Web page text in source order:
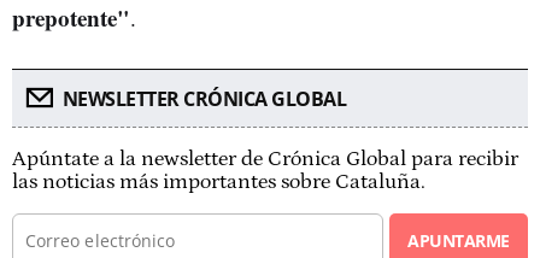
prepotente".
NEWSLETTER CRÓNICA GLOBAL
Apúntate a la newsletter de Crónica Global para recibir
las noticias más importantes sobre Cataluña.
APUNTARME